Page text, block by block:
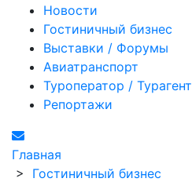
Новости
Гостиничный бизнес
Выставки / Форумы
Авиатранспорт
Туроператор / Турагент
Репортажи
Главная
> Гостиничный бизнес